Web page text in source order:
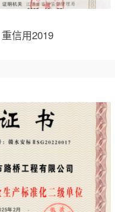
重信用2019